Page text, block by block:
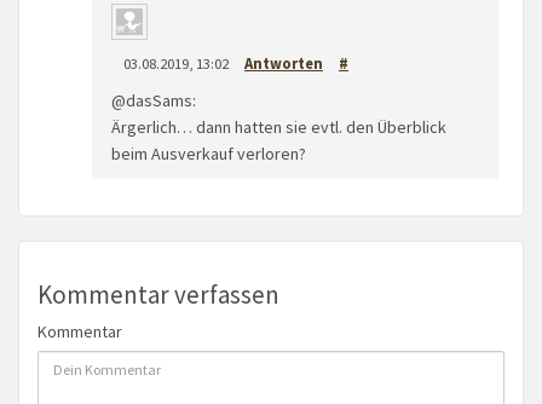
03.08.2019, 13:02 Antworten #
@dasSams:
Ärgerlich… dann hatten sie evtl. den Überblick
beim Ausverkauf verloren?
Kommentar verfassen
Kommentar